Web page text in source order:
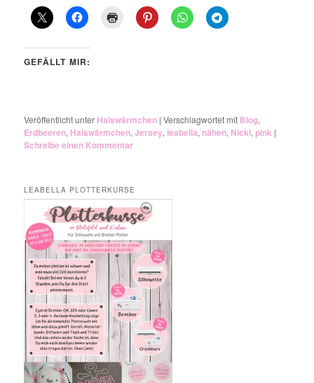
GEFÄLLT MIR:
Veröffentlicht unter Halswärmchen |Verschlagwortet mit Blog,
Erdbeeren, Halswärmchen,Jersey, leabella, nähen, Nicki,pink |
Schreibe einen Kommentar
LEABELLA PLOTTERKURSE